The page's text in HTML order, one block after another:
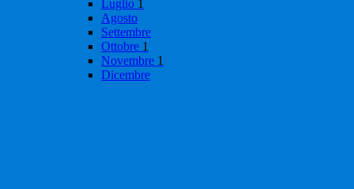
Luglio 1
Agosto
Settembre
Ottobre 1
Novembre 1
Dicembre